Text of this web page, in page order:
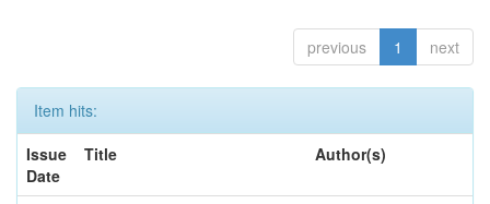
previous 1 next
Item hits:
Issue
Date
Title Author(s)